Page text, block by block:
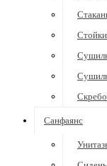
Санфаянс